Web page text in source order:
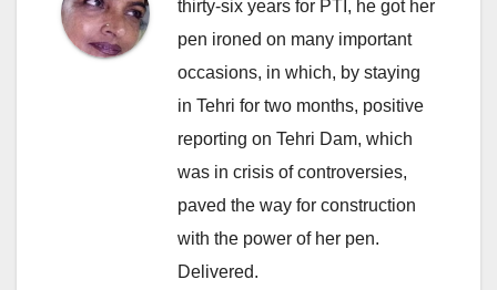
thirty-six years for PTI, he got her
pen ironed on many important
occasions, in which, by staying
in Tehri for two months, positive
reporting on Tehri Dam, which
was in crisis of controversies,
paved the way for construction
with the power of her pen.
Delivered.